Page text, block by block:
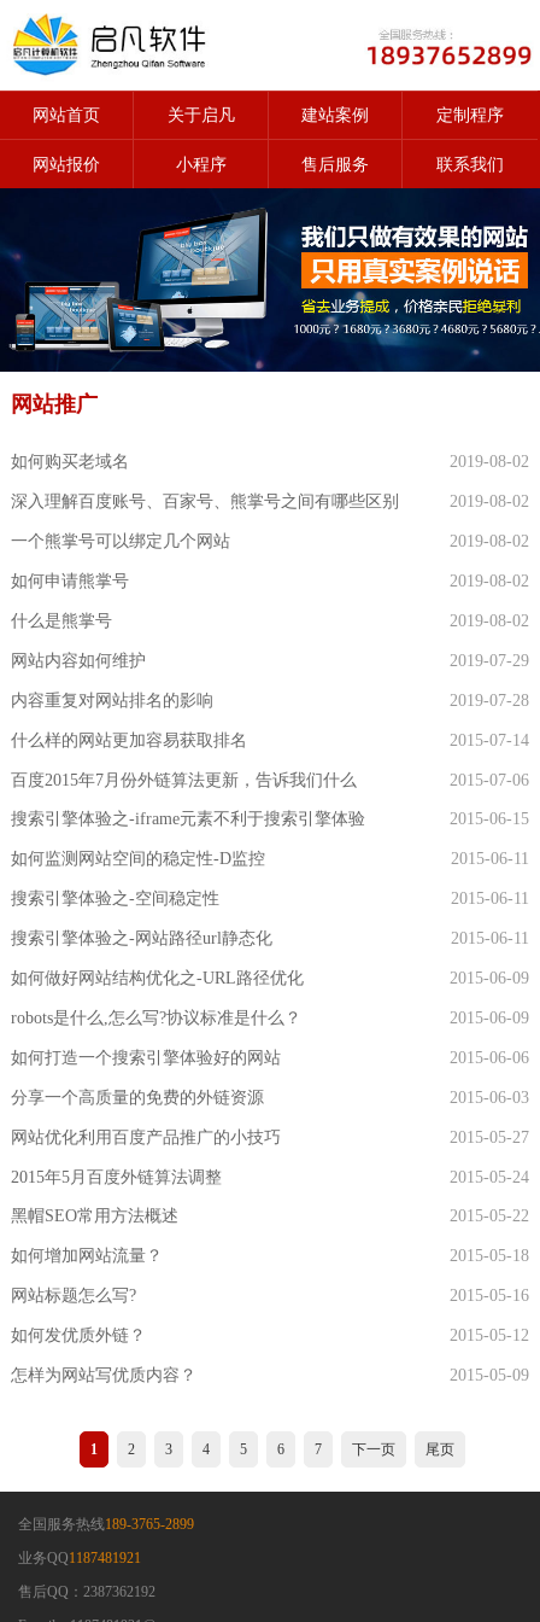
网站首页 关于启凡 建站案例 定制程序
网站报价 小程序 售后服务 联系我们
网站推广
2019-08-02
如何购买老域名
2019-08-02
深入理解百度账号、百家号、熊掌号之间有哪些区别
2019-08-02
一个熊掌号可以绑定几个网站
2019-08-02
如何申请熊掌号
2019-08-02
什么是熊掌号
2019-07-29
网站内容如何维护
2019-07-28
内容重复对网站排名的影响
2015-07-14
什么样的网站更加容易获取排名
2015-07-06
百度2015年7月份外链算法更新，告诉我们什么
2015-06-15
搜索引擎体验之-iframe元素不利于搜索引擎体验
2015-06-11
如何监测网站空间的稳定性-D监控
2015-06-11
搜索引擎体验之-空间稳定性
2015-06-11
搜索引擎体验之-网站路径url静态化
2015-06-09
如何做好网站结构优化之-URL路径优化
2015-06-09
robots是什么,怎么写?协议标准是什么？
2015-06-06
如何打造一个搜索引擎体验好的网站
2015-06-03
分享一个高质量的免费的外链资源
2015-05-27
网站优化利用百度产品推广的小技巧
2015-05-24
2015年5月百度外链算法调整
2015-05-22
黑帽SEO常用方法概述
2015-05-18
如何增加网站流量？
2015-05-16
网站标题怎么写?
2015-05-12
如何发优质外链？
2015-05-09
怎样为网站写优质内容？
1 2 3 4 5 6 7 下一页 尾页
全国服务热线189-3765-2899
业务QQ1187481921
售后QQ：2387362192